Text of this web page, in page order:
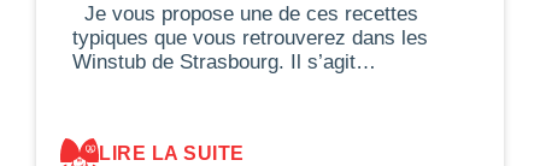
Je vous propose une de ces recettes
typiques que vous retrouverez dans les
Winstub de Strasbourg. Il s’agit…
LIRE LA SUITE